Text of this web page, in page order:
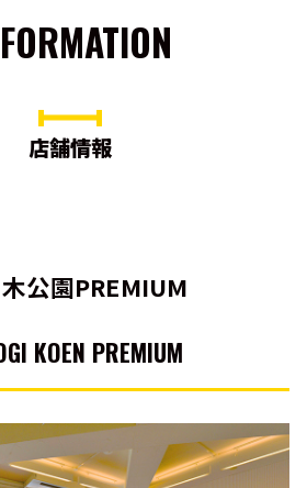
店舗情報
公園PREMIUM
KOEN PREMIUM